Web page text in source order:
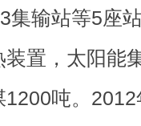
集输站等5座
置，太阳能
吨。